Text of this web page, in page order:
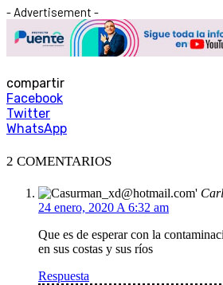
- Advertisement -
compartir
Facebook
Twitter
WhatsApp
2 COMENTARIOS
24 enero, 2020 A 6:32 am
Que es de esperar con la
en sus costas y sus ríos
Respuesta